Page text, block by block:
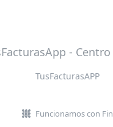
TusFacturasAPP
Funcionamos con Fin